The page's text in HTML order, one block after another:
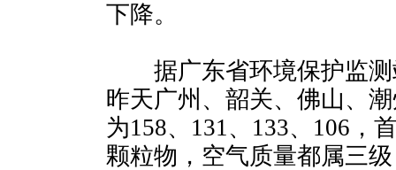
下降。
据广东省环境保护监测
昨天广州、韶关、佛山、
为158、131、133、106，
颗粒物，空气质量都属三